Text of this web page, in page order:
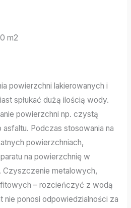
m2
powierzchni lakierowanych i
spłukać dużą ilością wody.
powierzchni np. czystą
Podczas stosowania na
powierzchniach,
na powierzchnię w
Czyszczenie metalowych,
– rozcieńczyć z wodą
nie ponosi odpowiedzialności za